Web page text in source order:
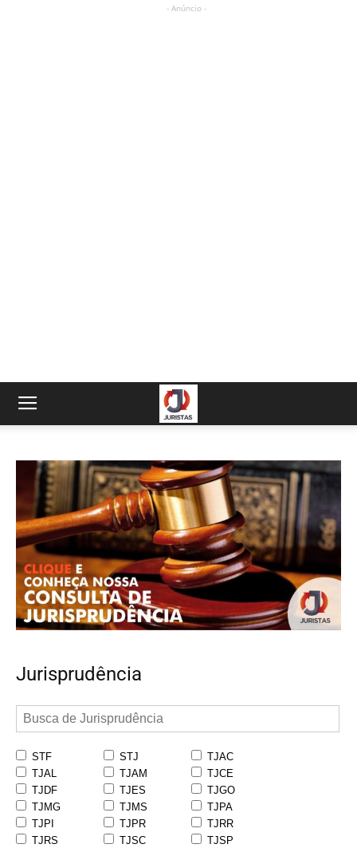
- Anúncio -
Jurisprudência
STF STJ
TJAC
TJAL
TJAM
TJCE
TJDF
TJES
TJGO
TJMG
TJMS
TJPA
TJPI
TJPR
TJRR
TJRS
TJSC
TJSP